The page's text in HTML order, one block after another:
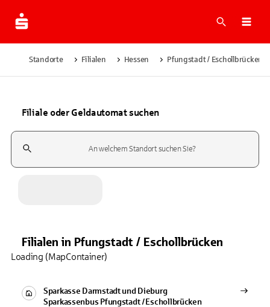
Suche
Standorte Filialen Hessen Pfungstadt / Eschollbrücken
Filiale oder Geldautomat suchen
Suchfeld
Filialen in Pfungstadt / Eschollbrücken
Sparkasse Darmstadt und Dieburg
Sparkassenbus Pfungstadt / Eschollbrücken
Loading (MapContainer)